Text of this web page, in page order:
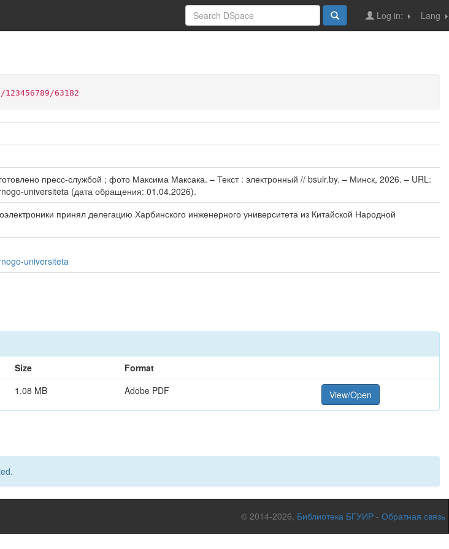
Lang
Log in:
63182
пресс-службой ; фото Максима Максака. – Текст : электронный // bsuir.by. – Минск, 2026. – URL:
universiteta (дата обращения: 01.04.2026).
принял делегацию Харбинского инженерного университета из Китайской Народной
universiteta
Size
Format
1.08 MB Adobe PDF View/Open
© 2014-2026, Библиотека БГУИР - Обратная связь